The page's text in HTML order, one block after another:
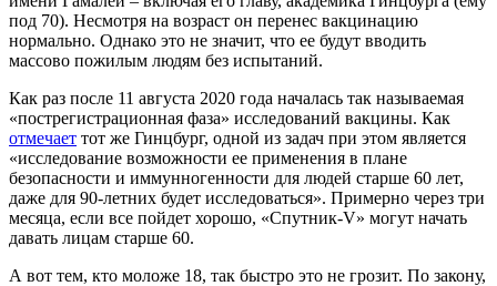
под 70). Несмотря на возраст он перенес вакцинацию
нормально. Однако это не значит, что ее будут вводить
массово пожилым людям без испытаний.
Как раз после 11 августа 2020 года началась так называемая
«пострегистрационная фаза» исследований вакцины. Как
отмечает тот же Гинцбург, одной из задач при этом является
«исследование возможности ее применения в плане
безопасности и иммунногенности для людей старше 60 лет,
даже для 90-летних будет исследоваться». Примерно через три
месяца, если все пойдет хорошо, «Спутник-V» могут начать
давать лицам старше 60.
А вот тем, кто моложе 18, так быстро это не грозит. По закону,